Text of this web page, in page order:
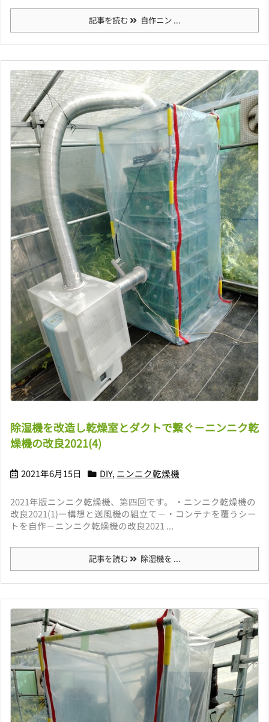
記事を読む 自作ニン ...
除湿機を改造し乾燥室とダクトで繋ぐ－ニンニク乾
燥機の改良2021(4)
2021年6月15日 DIY, ニンニク乾燥機
2021年版ニンニク乾燥機、第四回です。 ・ニンニク乾燥機の
改良2021(1)ー構想と送風機の組立て－・コンテナを覆うシー
トを自作－ニンニク乾燥機の改良2021 ...
記事を読む 除湿機を ...